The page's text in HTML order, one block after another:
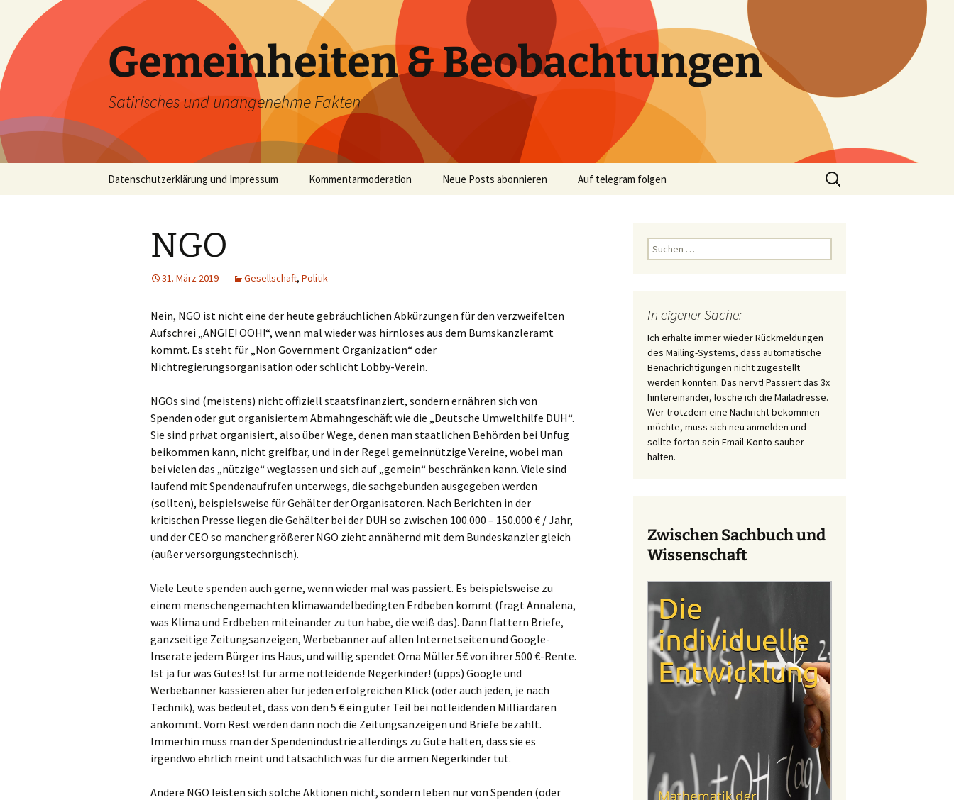
Inhalt
springen
Gemeinheiten & Beobachtungen
Satirisches und unangenehme Fakten
Datenschutzerklärung und Impressum Kommentarmoderation Neue Posts abonnieren Auf telegram folgen
Suchen
nach:
NGO
31. März 2019 Gesellschaft, Politik
Nein, NGO ist nicht eine der heute gebräuchlichen Abkürzungen für den verzweifelten
Aufschrei „ANGIE! OOH!“, wenn mal wieder was hirnloses aus dem Bumskanzleramt
kommt. Es steht für „Non Government Organization“ oder
Nichtregierungsorganisation oder schlicht Lobby-Verein.
NGOs sind (meistens) nicht offiziell staatsfinanziert, sondern ernähren sich von
Spenden oder gut organisiertem Abmahngeschäft wie die „Deutsche Umwelthilfe DUH“.
Sie sind privat organisiert, also über Wege, denen man staatlichen Behörden bei Unfug
beikommen kann, nicht greifbar, und in der Regel gemeinnützige Vereine, wobei man
bei vielen das „nützige“ weglassen und sich auf „gemein“ beschränken kann. Viele sind
laufend mit Spendenaufrufen unterwegs, die sachgebunden ausgegeben werden
(sollten), beispielsweise für Gehälter der Organisatoren. Nach Berichten in der
kritischen Presse liegen die Gehälter bei der DUH so zwischen 100.000 – 150.000 € / Jahr,
und der CEO so mancher größerer NGO zieht annähernd mit dem Bundeskanzler gleich
(außer versorgungstechnisch).
Viele Leute spenden auch gerne, wenn wieder mal was passiert. Es beispielsweise zu
einem menschengemachten klimawandelbedingten Erdbeben kommt (fragt Annalena,
was Klima und Erdbeben miteinander zu tun habe, die weiß das). Dann flattern Briefe,
ganzseitige Zeitungsanzeigen, Werbebanner auf allen Internetseiten und Google-
Inserate jedem Bürger ins Haus, und willig spendet Oma Müller 5€ von ihrer 500 €-Rente.
Ist ja für was Gutes! Ist für arme notleidende Negerkinder! (upps) Google und
Werbebanner kassieren aber für jeden erfolgreichen Klick (oder auch jeden, je nach
Technik), was bedeutet, dass von den 5 € ein guter Teil bei notleidenden Milliardären
ankommt. Vom Rest werden dann noch die Zeitungsanzeigen und Briefe bezahlt.
Immerhin muss man der Spendenindustrie allerdings zu Gute halten, dass sie es
irgendwo ehrlich meint und tatsächlich was für die armen Negerkinder tut.
Andere NGO leisten sich solche Aktionen nicht, sondern leben nur von Spenden (oder
Suchen
nach:
In eigener Sache:
Ich erhalte immer wieder Rückmeldungen
des Mailing-Systems, dass automatische
Benachrichtigungen nicht zugestellt
werden konnten. Das nervt! Passiert das 3x
hintereinander, lösche ich die Mailadresse.
Wer trotzdem eine Nachricht bekommen
möchte, muss sich neu anmelden und
sollte fortan sein Email-Konto sauber
halten.
Zwischen Sachbuch und
Wissenschaft